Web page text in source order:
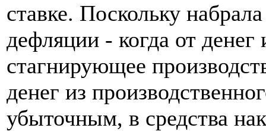
ставке. Поскольку
дефляции - когда от денег
стагнирующее
денег из
убыточным, в средства